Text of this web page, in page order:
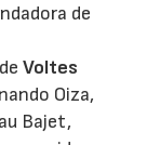
de
Voltes
Oiza,
Bajet,